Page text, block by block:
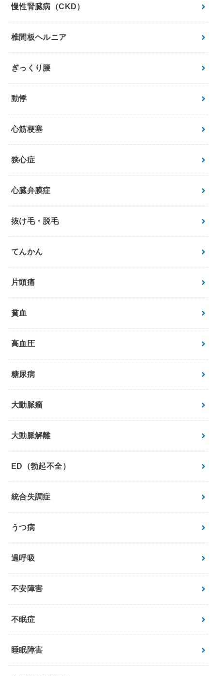
慢性腎臓病（CKD）
椎間板ヘルニア
ぎっくり腰
動悸
心筋梗塞
狭心症
心臓弁膜症
抜け毛・脱毛
てんかん
片頭痛
貧血
高血圧
糖尿病
大動脈瘤
大動脈解離
ED（勃起不全）
統合失調症
うつ病
過呼吸
不安障害
不眠症
睡眠障害